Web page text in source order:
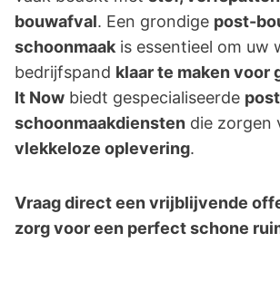
bouwafval. Een grondige post-
schoonmaak is essentieel om uw
bedrijfspand klaar te maken voor
It Now biedt gespecialiseerde
schoonmaakdiensten die zorgen
vlekkeloze oplevering.
Vraag direct een vrijblijvende
zorg voor een perfect schone